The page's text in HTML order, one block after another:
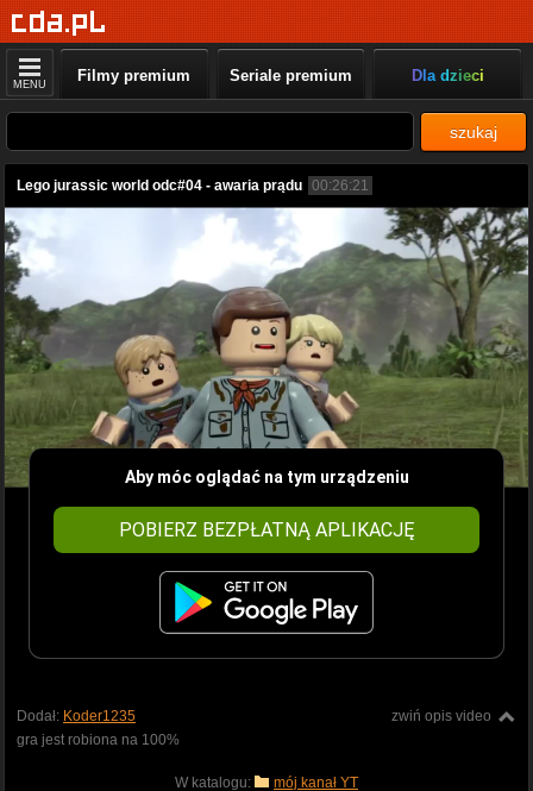
MENU Filmy premium Seriale premium Dla dzieci
szukaj
Lego jurassic world odc#04 - awaria prądu 00:26:21
Aby móc oglądać na tym urządzeniu
POBIERZ BEZPŁATNĄ APLIKACJĘ
zwiń opis video
Dodał: Koder1235
gra jest robiona na 100%
W katalogu: mój kanał YT